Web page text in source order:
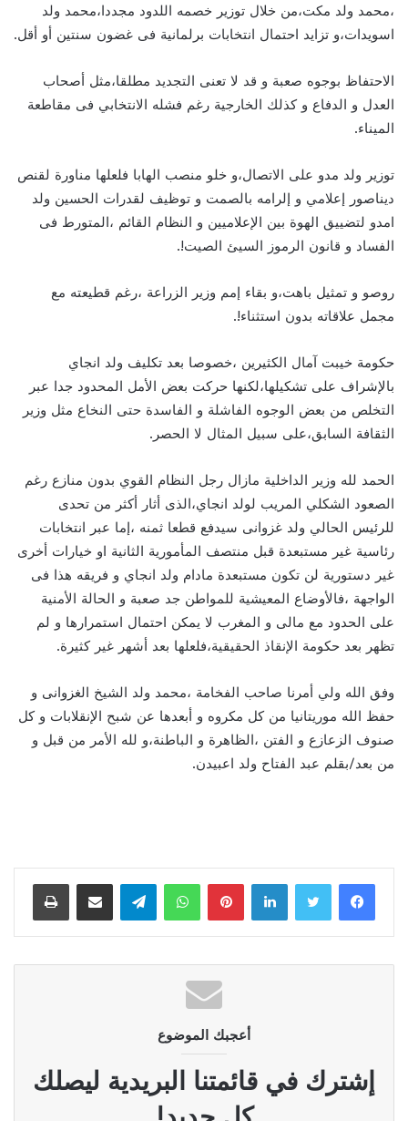
،محمد ولد مكت،من خلال توزير خصمه اللدود مجددا،محمد ولد
اسويدات،و تزايد احتمال انتخابات برلمانية فى غضون سنتين أو أقل.
الاحتفاظ بوجوه صعبة و قد لا تعنى التجديد مطلقا،مثل أصحاب
العدل و الدفاع و كذلك الخارجية رغم فشله الانتخابي فى مقاطعة
الميناء.
توزير ولد مدو على الاتصال،و خلو منصب الهابا فلعلها مناورة لقنص
ديناصور إعلامي و إلرامه بالصمت و توظيف لقدرات الحسين ولد
امدو لتضييق الهوة بين الإعلاميين و النظام القائم ،المتورط فى
الفساد و قانون الرموز السيئ الصيت!.
روصو و تمثيل باهت،و بقاء إمم وزير الزراعة ،رغم قطيعته مع
مجمل علاقاته بدون استثناء!.
حكومة خيبت آمال الكثيرين ،خصوصا بعد تكليف ولد انجاي
بالإشراف على تشكيلها،لكنها حركت بعض الأمل المحدود جدا عبر
التخلص من بعض الوجوه الفاشلة و الفاسدة حتى النخاع مثل وزير
الثقافة السابق،على سبيل المثال لا الحصر.
الحمد لله وزير الداخلية مازال رجل النظام القوي بدون منازع رغم
الصعود الشكلي المريب لولد انجاي،الذى أثار أكثر من تحدى
للرئيس الحالي ولد غزوانى سيدفع قطعا ثمنه ،إما عبر انتخابات
رئاسية غير مستبعدة قبل منتصف المأمورية الثانية او خيارات أخرى
غير دستورية لن تكون مستبعدة مادام ولد انجاي و فريقه هذا فى
الواجهة ،فالأوضاع المعيشية للمواطن جد صعبة و الحالة الأمنية
على الحدود مع مالى و المغرب لا يمكن احتمال استمرارها و لم
تظهر بعد حكومة الإنقاذ الحقيقية،فلعلها بعد أشهر غير كثيرة.
وفق الله ولي أمرنا صاحب الفخامة ،محمد ولد الشيخ الغزوانى و
حفظ الله موريتانيا من كل مكروه و أبعدها عن شبح الإنقلابات و كل
صنوف الزعازع و الفتن ،الظاهرة و الباطنة،و لله الأمر من قبل و
من بعد/بقلم عبد الفتاح ولد اعبيدن.
لينكدإن بينتيريستواتساب تيلقرام مشاركة عبر البريد طباعة
أعجبك الموضوع
إشترك في قائمتنا البريدية ليصلك